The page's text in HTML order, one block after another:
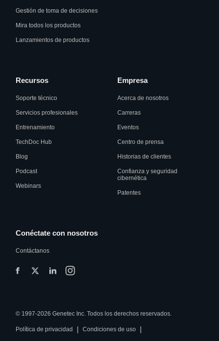
Gestión de toma de decisiones
Mira todos los productos
Lanzamientos de productos
Recursos
Soporte técnico
Servicios profesionales
Entrenamiento
TechDoc Hub
Blog
Podcast
Webinars
Empresa
Acerca de nosotros
Carreras
Eventos
Centro de prensa
Historias de clientes
Confianza y seguridad
cibernética
Patentes
Conéctate con nosotros
Contáctanos
© 1997-2026 Genetec Inc. Todos los derechos reservados.
Política de privacidad | Condiciones de uso |